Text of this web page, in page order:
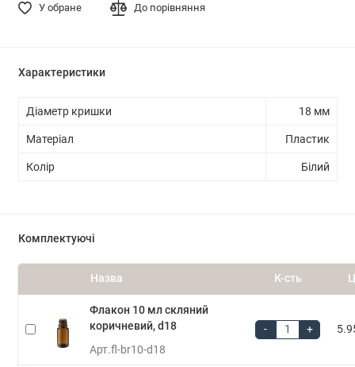
У обране До порівняння
Характеристики
Діаметр кришки 18 мм
Матеріал Пластик
Колір Білий
Комплектуючі
Назва К-сть
Флакон 10 мл скляний
коричневий, d18
Арт.fl-br10-d18
- +